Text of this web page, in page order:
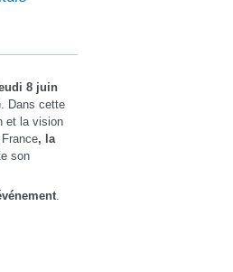
8 juin
Dans cette
et la vision
, la
son
.